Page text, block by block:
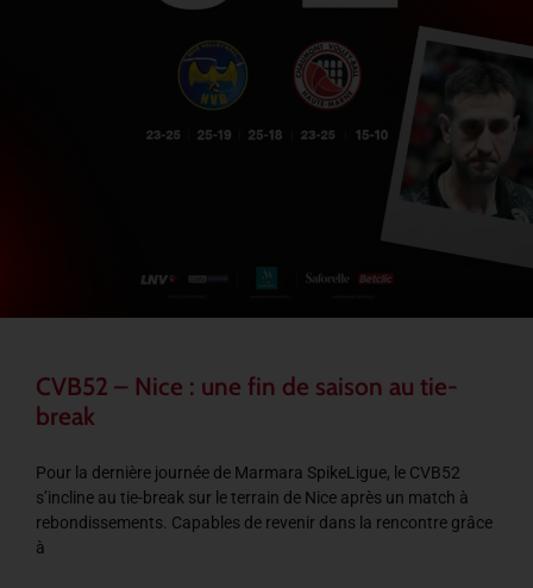
CVB52 – Nice : une fin de saison au tie-
break
Pour la dernière journée de Marmara SpikeLigue, le CVB52
s’incline au tie-break sur le terrain de Nice après un match à
rebondissements. Capables de revenir dans la rencontre grâce
à